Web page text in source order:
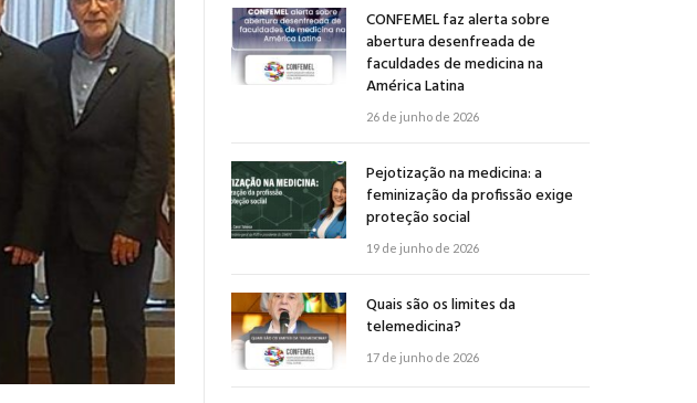
CONFEMEL faz alerta sobre
abertura desenfreada de
faculdades de medicina na
América Latina
26 de junho de 2026
Pejotização na medicina: a
feminização da profissão exige
proteção social
19 de junho de 2026
Quais são os limites da
telemedicina?
17 de junho de 2026